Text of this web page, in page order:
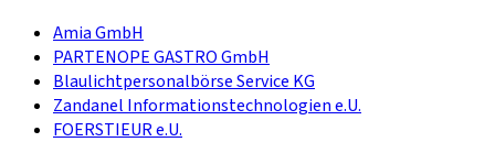
Amia GmbH
PARTENOPE GASTRO GmbH
Blaulichtpersonalbörse Service KG
Zandanel Informationstechnologien e.U.
FOERSTIEUR e.U.